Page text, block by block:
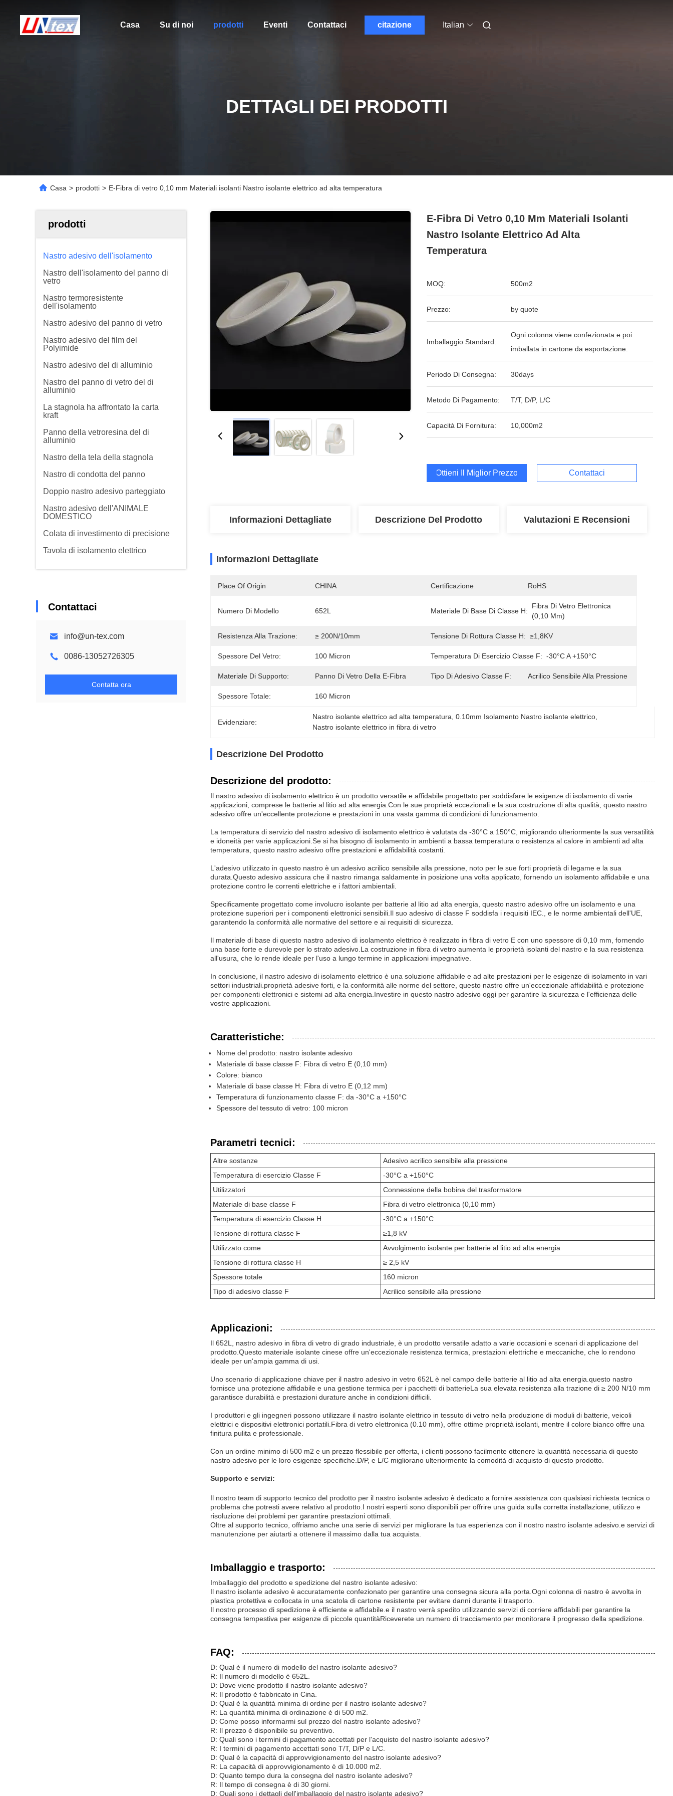
Casa Su di noi prodotti Eventi Contattaci citazione Italian
DETTAGLI DEI PRODOTTI
Casa > prodotti > E-Fibra di vetro 0,10 mm Materiali isolanti Nastro isolante elettrico ad alta temperatura
prodotti
Nastro adesivo dell'isolamento
Nastro dell'isolamento del panno di
vetro
Nastro termoresistente
dell'isolamento
Nastro adesivo del panno di vetro
Nastro adesivo del film del
Polyimide
Nastro adesivo del di alluminio
Nastro del panno di vetro del di
alluminio
La stagnola ha affrontato la carta
kraft
Panno della vetroresina del di
alluminio
Nastro della tela della stagnola
Nastro di condotta del panno
Doppio nastro adesivo parteggiato
Nastro adesivo dell'ANIMALE
DOMESTICO
Colata di investimento di precisione
Tavola di isolamento elettrico
Contattaci
info@un-tex.com
0086-13052726305
Contatta ora
E-Fibra Di Vetro 0,10 Mm Materiali Isolanti
Nastro Isolante Elettrico Ad Alta
Temperatura
MOQ: 500m2
Prezzo: by quote
Imballaggio Standard:
Ogni colonna viene confezionata e poi
imballata in cartone da esportazione.
Periodo Di Consegna: 30days
Metodo Di Pagamento: T/T, D/P, L/C
Capacità Di Fornitura: 10,000m2
Ottieni Il Miglior Prezzo Contattaci
Informazioni Dettagliate Descrizione Del Prodotto Valutazioni E Recensioni
Informazioni Dettagliate
Place Of Origin CHINA Certificazione RoHS
Numero Di Modello 652L Materiale Di Base Di Classe H:
Fibra Di Vetro Elettronica
(0,10 Mm)
Resistenza Alla Trazione: ≥ 200N/10mm Tensione Di Rottura Classe H: ≥1,8KV
Spessore Del Vetro: 100 Micron Temperatura Di Esercizio Classe F: -30°C A +150°C
Materiale Di Supporto: Panno Di Vetro Della E-Fibra Tipo Di Adesivo Classe F: Acrilico Sensibile Alla Pressione
Spessore Totale: 160 Micron
Evidenziare:
Nastro isolante elettrico ad alta temperatura , 0.10mm Isolamento Nastro isolante elettrico
Nastro isolante elettrico in fibra di vetro
Descrizione Del Prodotto
Descrizione del prodotto:
Il nastro adesivo di isolamento elettrico è un prodotto versatile e affidabile progettato per soddisfare le esigenze di isolamento di varie
applicazioni, comprese le batterie al litio ad alta energia.Con le sue proprietà eccezionali e la sua costruzione di alta qualità, questo nastro
adesivo offre un'eccellente protezione e prestazioni in una vasta gamma di condizioni di funzionamento.
La temperatura di servizio del nastro adesivo di isolamento elettrico è valutata da -30°C a 150°C, migliorando ulteriormente la sua versatilità
e idoneità per varie applicazioni.Se si ha bisogno di isolamento in ambienti a bassa temperatura o resistenza al calore in ambienti ad alta
temperatura, questo nastro adesivo offre prestazioni e affidabilità costanti.
L'adesivo utilizzato in questo nastro è un adesivo acrilico sensibile alla pressione, noto per le sue forti proprietà di legame e la sua
durata.Questo adesivo assicura che il nastro rimanga saldamente in posizione una volta applicato, fornendo un isolamento affidabile e una
protezione contro le correnti elettriche e i fattori ambientali.
Specificamente progettato come involucro isolante per batterie al litio ad alta energia, questo nastro adesivo offre un isolamento e una
protezione superiori per i componenti elettronici sensibili.Il suo adesivo di classe F soddisfa i requisiti IEC., e le norme ambientali dell'UE,
garantendo la conformità alle normative del settore e ai requisiti di sicurezza.
Il materiale di base di questo nastro adesivo di isolamento elettrico è realizzato in fibra di vetro E con uno spessore di 0,10 mm, fornendo
una base forte e durevole per lo strato adesivo.La costruzione in fibra di vetro aumenta le proprietà isolanti del nastro e la sua resistenza
all'usura, che lo rende ideale per l'uso a lungo termine in applicazioni impegnative.
In conclusione, il nastro adesivo di isolamento elettrico è una soluzione affidabile e ad alte prestazioni per le esigenze di isolamento in vari
settori industriali.proprietà adesive forti, e la conformità alle norme del settore, questo nastro offre un'eccezionale affidabilità e protezione
per componenti elettronici e sistemi ad alta energia.Investire in questo nastro adesivo oggi per garantire la sicurezza e l'efficienza delle
vostre applicazioni.
Caratteristiche:
Nome del prodotto: nastro isolante adesivo
Materiale di base classe F: Fibra di vetro E (0,10 mm)
Colore: bianco
Materiale di base classe H: Fibra di vetro E (0,12 mm)
Temperatura di funzionamento classe F: da -30°C a +150°C
Spessore del tessuto di vetro: 100 micron
Parametri tecnici:
Altre sostanze
Adesivo acrilico sensibile alla pressione
Temperatura di esercizio Classe F
-30°C a +150°C
Utilizzatori
Connessione della bobina del trasformatore
Materiale di base classe F
Fibra di vetro elettronica (0,10 mm)
Temperatura di esercizio Classe H
-30°C a +150°C
Tensione di rottura classe F
≥1,8 kV
Utilizzato come
Avvolgimento isolante per batterie al litio ad alta energia
Tensione di rottura classe H
≥ 2,5 kV
Spessore totale
160 micron
Tipo di adesivo classe F
Acrilico sensibile alla pressione
Applicazioni:
Il 652L, nastro adesivo in fibra di vetro di grado industriale, è un prodotto versatile adatto a varie occasioni e scenari di applicazione del
prodotto.Questo materiale isolante cinese offre un'eccezionale resistenza termica, prestazioni elettriche e meccaniche, che lo rendono
ideale per un'ampia gamma di usi.
Uno scenario di applicazione chiave per il nastro adesivo in vetro 652L è nel campo delle batterie al litio ad alta energia.questo nastro
fornisce una protezione affidabile e una gestione termica per i pacchetti di batterieLa sua elevata resistenza alla trazione di ≥ 200 N/10 mm
garantisce durabilità e prestazioni durature anche in condizioni difficili.
I produttori e gli ingegneri possono utilizzare il nastro isolante elettrico in tessuto di vetro nella produzione di moduli di batterie, veicoli
elettrici e dispositivi elettronici portatili.Fibra di vetro elettronica (0.10 mm), offre ottime proprietà isolanti, mentre il colore bianco offre una
finitura pulita e professionale.
Con un ordine minimo di 500 m2 e un prezzo flessibile per offerta, i clienti possono facilmente ottenere la quantità necessaria di questo
nastro adesivo per le loro esigenze specifiche.D/P, e L/C migliorano ulteriormente la comodità di acquisto di questo prodotto.
Supporto e servizi:
Il nostro team di supporto tecnico del prodotto per il nastro isolante adesivo è dedicato a fornire assistenza con qualsiasi richiesta tecnica o
problema che potresti avere relativo al prodotto.I nostri esperti sono disponibili per offrire una guida sulla corretta installazione, utilizzo e
risoluzione dei problemi per garantire prestazioni ottimali.
Oltre al supporto tecnico, offriamo anche una serie di servizi per migliorare la tua esperienza con il nostro nastro isolante adesivo.e servizi di
manutenzione per aiutarti a ottenere il massimo dalla tua acquista.
Imballaggio e trasporto:
Imballaggio del prodotto e spedizione del nastro isolante adesivo:
Il nastro isolante adesivo è accuratamente confezionato per garantire una consegna sicura alla porta.Ogni colonna di nastro è avvolta in
plastica protettiva e collocata in una scatola di cartone resistente per evitare danni durante il trasporto.
Il nostro processo di spedizione è efficiente e affidabile.e il nastro verrà spedito utilizzando servizi di corriere affidabili per garantire la
consegna tempestiva per esigenze di piccole quantitàRiceverete un numero di tracciamento per monitorare il progresso della spedizione.
FAQ:
D: Qual è il numero di modello del nastro isolante adesivo?
R: Il numero di modello è 652L.
D: Dove viene prodotto il nastro isolante adesivo?
R: Il prodotto è fabbricato in Cina.
D: Qual è la quantità minima di ordine per il nastro isolante adesivo?
R: La quantità minima di ordinazione è di 500 m2.
D: Come posso informarmi sul prezzo del nastro isolante adesivo?
R: Il prezzo è disponibile su preventivo.
D: Quali sono i termini di pagamento accettati per l'acquisto del nastro isolante adesivo?
R: I termini di pagamento accettati sono T/T, D/P e L/C.
D: Qual è la capacità di approvvigionamento del nastro isolante adesivo?
R: La capacità di approvvigionamento è di 10.000 m2.
D: Quanto tempo dura la consegna del nastro isolante adesivo?
R: Il tempo di consegna è di 30 giorni.
D: Quali sono i dettagli dell'imballaggio del nastro isolante adesivo?